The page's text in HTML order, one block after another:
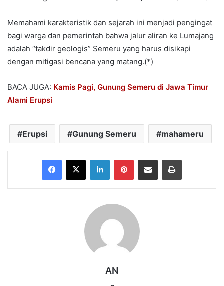
Memahami karakteristik dan sejarah ini menjadi pengingat
bagi warga dan pemerintah bahwa jalur aliran ke Lumajang
adalah “takdir geologis” Semeru yang harus disikapi
dengan mitigasi bencana yang matang.(*)
BACA JUGA: Kamis Pagi, Gunung Semeru di Jawa Timur
Alami Erupsi
Erupsi Gunung Semeru mahameru
Facebook
X LinkedInPinterestShare via Email Print
AN